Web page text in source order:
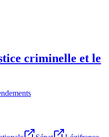
criminelle et le